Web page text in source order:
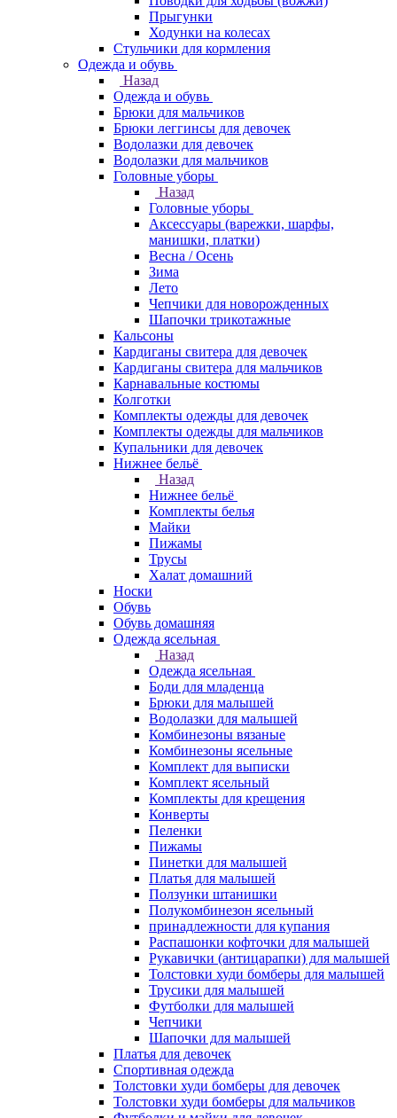
Прыгунки
Ходунки на колесах
Стульчики для кормления
Одежда и обувь
Назад
Одежда и обувь
Брюки для мальчиков
Брюки леггинсы для девочек
Водолазки для девочек
Водолазки для мальчиков
Головные уборы
Назад
Головные уборы
Аксессуары (варежки, шарфы,
манишки, платки)
Весна / Осень
Зима
Лето
Чепчики для новорожденных
Шапочки трикотажные
Кальсоны
Кардиганы свитера для девочек
Кардиганы свитера для мальчиков
Карнавальные костюмы
Колготки
Комплекты одежды для девочек
Комплекты одежды для мальчиков
Купальники для девочек
Нижнее бельё
Назад
Нижнее бельё
Комплекты белья
Майки
Пижамы
Трусы
Халат домашний
Носки
Обувь
Обувь домашняя
Одежда ясельная
Назад
Одежда ясельная
Боди для младенца
Брюки для малышей
Водолазки для малышей
Комбинезоны вязаные
Комбинезоны ясельные
Комплект для выписки
Комплект ясельный
Комплекты для крещения
Конверты
Пеленки
Пижамы
Пинетки для малышей
Платья для малышей
Ползунки штанишки
Полукомбинезон ясельный
принадлежности для купания
Распашонки кофточки для малышей
Рукавички (антицарапки) для малышей
Толстовки худи бомберы для малышей
Трусики для малышей
Футболки для малышей
Чепчики
Шапочки для малышей
Платья для девочек
Спортивная одежда
Толстовки худи бомберы для девочек
Толстовки худи бомберы для мальчиков